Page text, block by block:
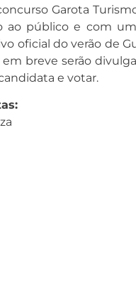
Garota
ao público e com
oficial do verão de
breve serão
e votar.